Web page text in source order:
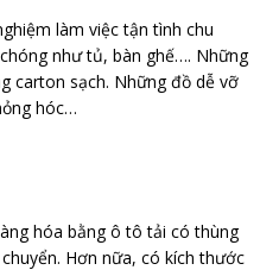
làm việc tận tình chu
như tủ, bàn ghế…. Những
carton sạch. Những đồ dễ vỡ
hóc…
hóa bằng ô tô tải có thùng
Hơn nữa, có kích thước